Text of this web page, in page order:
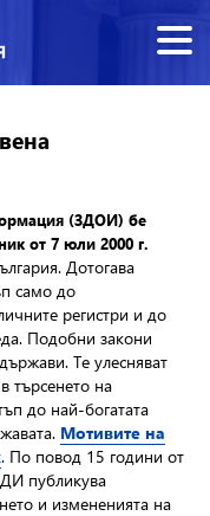
(ЗДОИ) бе
от 7 юли 2000 г.
Дотогава
само до
регистри и до
Подобни закони
Те улесняват
търсенето на
до най-богатата
Мотивите на
. По повод 15 години от
публикува
и измененията на